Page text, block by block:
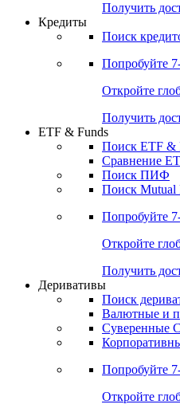
Получить
Кредиты
Поиск
Попробуйте
Откройте
Получить
ETF & Funds
Поиск ETF &
Сравнение
Поиск ПИФ
Поиск Mutual
Попробуйте
Откройте
Получить
Деривативы
Поиск
Валютные и
Суверенные
Попробуйте
Откройте